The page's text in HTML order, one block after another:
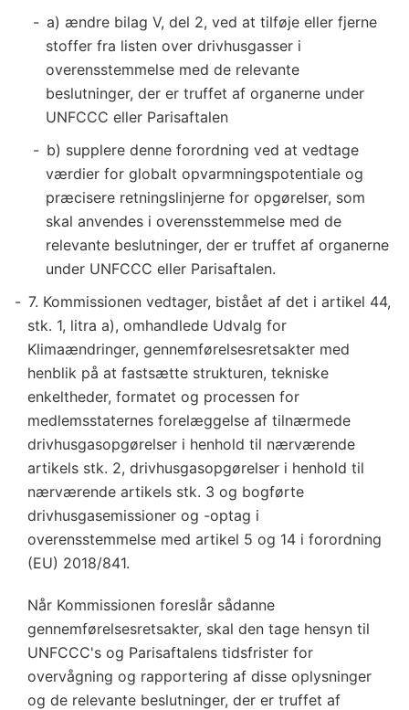
a) ændre bilag V, del 2, ved at tilføje eller fjerne
stoffer fra listen over drivhusgasser i
overensstemmelse med de relevante
beslutninger, der er truffet af organerne under
UNFCCC eller Parisaftalen
b) supplere denne forordning ved at vedtage
værdier for globalt opvarmningspotentiale og
præcisere retningslinjerne for opgørelser, som
skal anvendes i overensstemmelse med de
relevante beslutninger, der er truffet af organerne
under UNFCCC eller Parisaftalen.
7. Kommissionen vedtager, bistået af det i artikel 44,
stk. 1, litra a), omhandlede Udvalg for
Klimaændringer, gennemførelsesretsakter med
henblik på at fastsætte strukturen, tekniske
enkeltheder, formatet og processen for
medlemsstaternes forelæggelse af tilnærmede
drivhusgasopgørelser i henhold til nærværende
artikels stk. 2, drivhusgasopgørelser i henhold til
nærværende artikels stk. 3 og bogførte
drivhusgasemissioner og -optag i
overensstemmelse med artikel 5 og 14 i forordning
(EU) 2018/841.
Når Kommissionen foreslår sådanne
gennemførelsesretsakter, skal den tage hensyn til
UNFCCC's og Parisaftalens tidsfrister for
overvågning og rapportering af disse oplysninger
og de relevante beslutninger, der er truffet af